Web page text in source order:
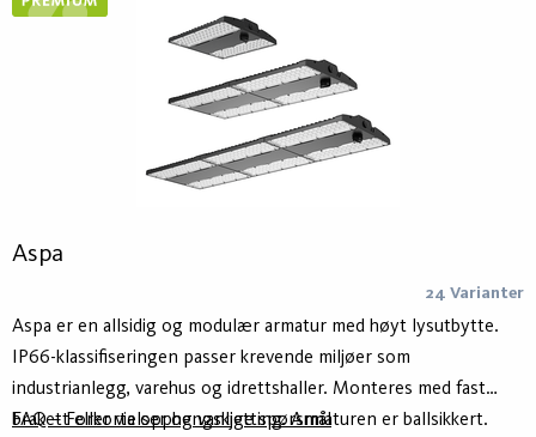
Discounted items
Aspa
24 Varianter
Aspa er en allsidig og modulær armatur med høyt lysutbytte.
IP66-klassifiseringen passer krevende miljøer som
industrianlegg, varehus og idrettshaller. Monteres med fast
brakett eller via opphengskjetting. Armaturen er ballsikkert.
FAQ – Forkortelser og vanlige spørsmål